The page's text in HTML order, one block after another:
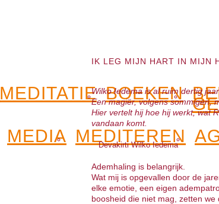
MEDITATIE BOEKEN
MEDIA MEDITEREN
IK LEG MIJN HART IN MIJN
Wilko Iedema is al ruim dertig
Een magiër, volgens sommigen,
Hier vertelt hij hoe hij werkt, wat
vandaan komt.
Devakirti Wilko Iedema
Ademhaling is belangrijk.
Wat mij is opgevallen door de
elke emotie, een eigen
boosheid die niet mag, zetten we